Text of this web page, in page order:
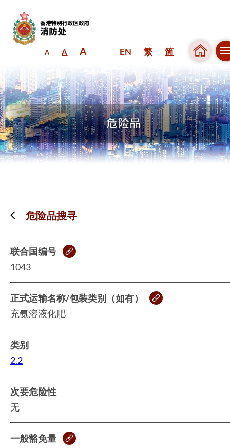
A A A EN 繁 简
危险品搜寻
联合国编号
1043
正式运输名称/包装类别（如有）
充氨溶液化肥
类别
2.2
次要危险性
无
一般豁免量